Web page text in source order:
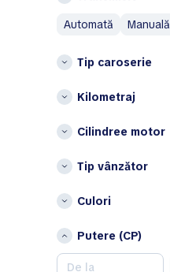
L
Lamborghini
Leapmotor
Link Tour
Lynk & Co
Maserati
Maxus
Ialomița
J
Județul Alba
Județul Brăila
Județul Buzău
Județul Gorj
Județul Olt
automată
manuală
Tip caroserie
Kilometraj
Cilindree motor
Tip vânzător
Culori
Putere (CP)